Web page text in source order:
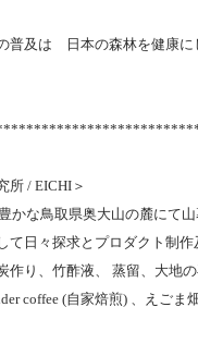
普及は 日本の森林を健康に
所 / EICHI＞
かな鳥取県奥大山の麓にて
て日々探求とプロダクト制
作り、竹酢液、 蒸留、大地の
coffee (自家焙煎) 、えごま